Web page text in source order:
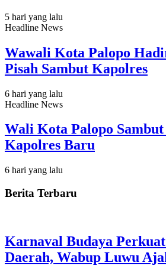
5 hari yang lalu
Headline News
Wawali Kota Palopo
Pisah Sambut Kapolres
6 hari yang lalu
Headline News
Wali Kota Palopo
Kapolres Baru
6 hari yang lalu
Berita Terbaru
Karnaval Budaya
Daerah, Wabup Luwu